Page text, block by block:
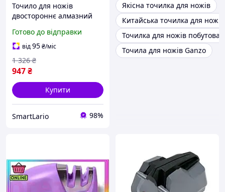
Точило для ножів
двостороннє алмазний
1000 гритів чорний 245
грамів LS-442
Готово до відправки
від95₴/міс
947₴
1 326 ₴
Купити
SmartLario 98%
Якісна точилка для ножів
Китайська точилка для ножів
Точилка для ножів побутова
Точила для ножів Ganzo